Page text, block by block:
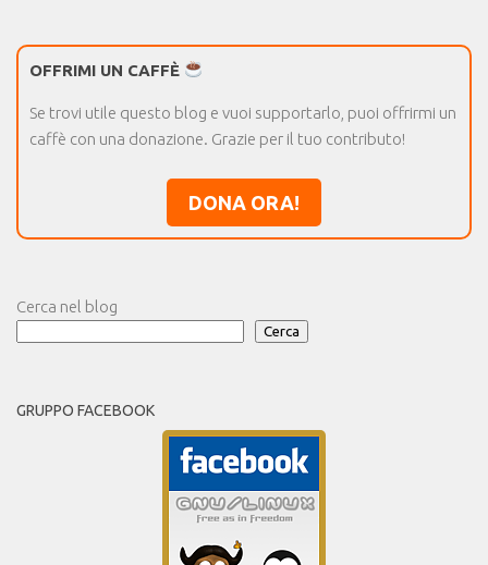
OFFRIMI UN CAFFÈ
Se trovi utile questo blog e vuoi supportarlo, puoi offrirmi un
caffè con una donazione. Grazie per il tuo contributo!
DONA ORA!
Cerca nel blog
Cerca
GRUPPO FACEBOOK